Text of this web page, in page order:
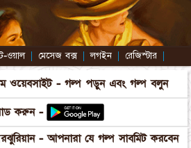
ওয়াল | মেসেজ বক্স | লগইন | রেজিস্টার |
ওয়েবসাইট - গল্প পড়ুন এবং গল্প বলুন
করুন -
- আপনারা যে গল্প সাবমিট করবেন